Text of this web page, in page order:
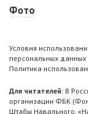
Фото
Условия
персональных данных
Политика
Для читателей: В
организации ФБК
Штабы Навального,